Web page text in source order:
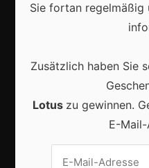
Karneval in Berlin
Gemeinschaft auf
Sie fortan regelmäßig
Zusätzlich haben Sie
Lotus zu gewinnen.
E-Mail-